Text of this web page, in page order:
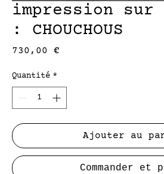
impression sur
: CHOUCHOUS
730,00 €
Quantité *
Ajouter au
Commander et